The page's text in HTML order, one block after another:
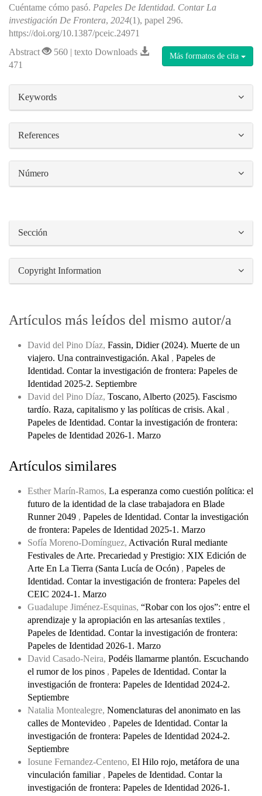
Cuéntame cómo pasó. Papeles De Identidad. Contar La
investigación De Frontera, 2024(1), papel 296.
https://doi.org/10.1387/pceic.24971
Más formatos de cita
Abstract
560 | texto Downloads
471
Keywords
References
Número
Sección
Copyright Information
Artículos más leídos del mismo autor/a
David del Pino Díaz, Fassin, Didier (2024). Muerte de un
viajero. Una contrainvestigación. Akal , Papeles de
Identidad. Contar la investigación de frontera: Papeles de
Identidad 2025-2. Septiembre
David del Pino Díaz, Toscano, Alberto (2025). Fascismo
tardío. Raza, capitalismo y las políticas de crisis. Akal ,
Papeles de Identidad. Contar la investigación de frontera:
Papeles de Identidad 2026-1. Marzo
Artículos similares
Esther Marín-Ramos, La esperanza como cuestión política: el
futuro de la identidad de la clase trabajadora en Blade
Runner 2049 , Papeles de Identidad. Contar la investigación
de frontera: Papeles de Identidad 2025-1. Marzo
Sofía Moreno-Domínguez, Activación Rural mediante
Festivales de Arte. Precariedad y Prestigio: XIX Edición de
Arte En La Tierra (Santa Lucía de Ocón) , Papeles de
Identidad. Contar la investigación de frontera: Papeles del
CEIC 2024-1. Marzo
Guadalupe Jiménez-Esquinas, “Robar con los ojos”: entre el
aprendizaje y la apropiación en las artesanías textiles ,
Papeles de Identidad. Contar la investigación de frontera:
Papeles de Identidad 2026-1. Marzo
David Casado-Neira, Podéis llamarme plantón. Escuchando
el rumor de los pinos , Papeles de Identidad. Contar la
investigación de frontera: Papeles de Identidad 2024-2.
Septiembre
Natalia Montealegre, Nomenclaturas del anonimato en las
calles de Montevideo , Papeles de Identidad. Contar la
investigación de frontera: Papeles de Identidad 2024-2.
Septiembre
Iosune Fernandez-Centeno, El Hilo rojo, metáfora de una
vinculación familiar , Papeles de Identidad. Contar la
investigación de frontera: Papeles de Identidad 2026-1.